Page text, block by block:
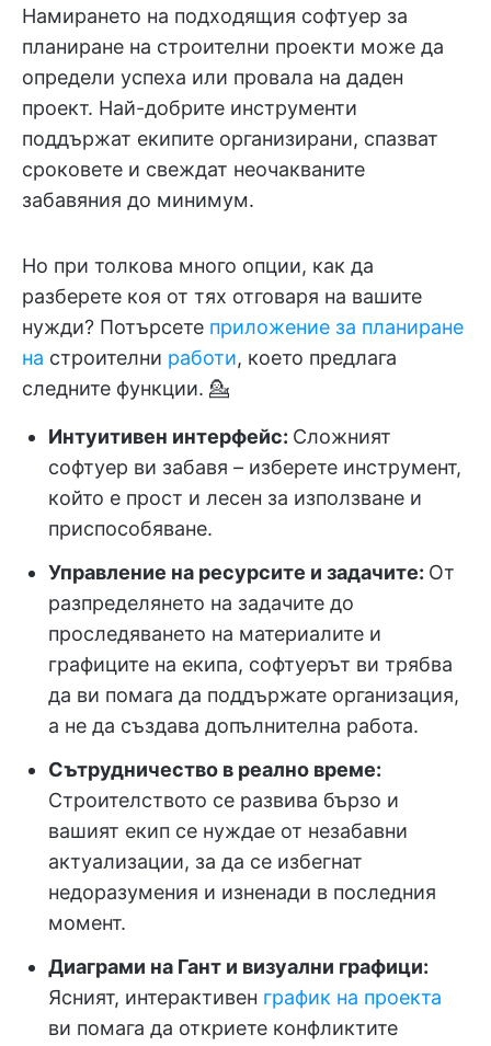
Намирането на подходящия софтуер за
планиране на строителни проекти може да
определи успеха или провала на даден
проект. Най-добрите инструменти
поддържат екипите организирани, спазват
сроковете и свеждат неочакваните
забавяния до минимум.
Но при толкова много опции, как да
разберете коя от тях отговаря на вашите
нужди? Потърсете приложение за планиране
на строителни работи, което предлага
следните функции. 💁
Интуитивен интерфейс: Сложният
софтуер ви забавя – изберете инструмент,
който е прост и лесен за използване и
приспособяване.
Управление на ресурсите и задачите: От
разпределянето на задачите до
проследяването на материалите и
графиците на екипа, софтуерът ви трябва
да ви помага да поддържате организация,
а не да създава допълнителна работа.
Сътрудничество в реално време:
Строителството се развива бързо и
вашият екип се нуждае от незабавни
актуализации, за да се избегнат
недоразумения и изненади в последния
момент.
Диаграми на Гант и визуални графици:
Ясният, интерактивен график на проекта
ви помага да откриете конфликтите